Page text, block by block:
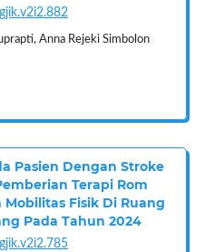
Anna Rejeki Simbolon
Pasien Dengan Stroke
Terapi Rom
Fisik Di Ruang
Pada Tahun 2024